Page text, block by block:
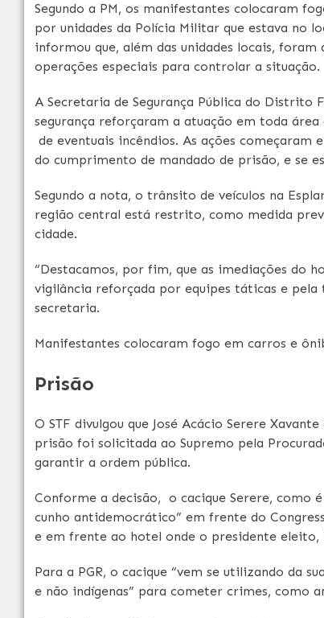
Segundo a PM, os manifestantes colocaram
por unidades da Polícia Militar que estava no
informou que, além das unidades locais,
operações especiais para controlar a situação.
A Secretaria de Segurança Pública do Distrito
segurança reforçaram a atuação em toda
de eventuais incêndios. As ações
do cumprimento de mandado de prisão, e se
Segundo a nota, o trânsito de veículos na
região central está restrito, como medida
cidade.
“Destacamos, por fim, que as imediações do
vigilância reforçada por equipes táticas e
secretaria.
Manifestantes colocaram fogo em carros e
Prisão
O STF divulgou que José Acácio Serere
prisão foi solicitada ao Supremo pela
garantir a ordem pública.
Conforme a decisão, o cacique Serere, como
cunho antidemocrático” em frente do
e em frente ao hotel onde o presidente eleito,
Para a PGR, o cacique “vem se utilizando da
e não indígenas” para cometer crimes, como